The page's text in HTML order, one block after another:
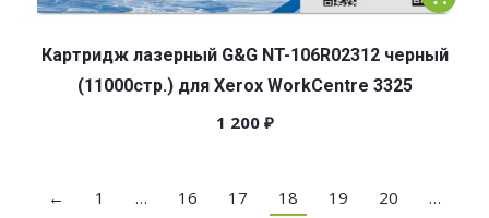
Картридж лазерный G&G NT-106R02312 черный
(11000стр.) для Xerox WorkCentre 3325
1 200 ₽
← 1 … 16 17 18 19 20
…